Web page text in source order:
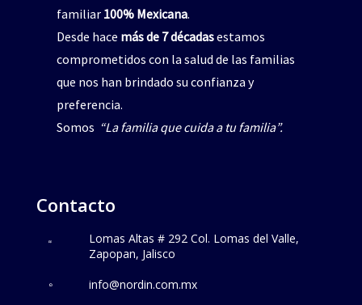
familiar 100% Mexicana.
Desde hace más de 7 décadasestamos
comprometidos con la salud de las familias
que nos han brindado su confianza y
preferencia.
Somos “La familia que cuida a tu familia”.
Contacto
Lomas Altas # 292 Col. Lomas del Valle,
Zapopan, Jalisco
info@nordin.com.mx